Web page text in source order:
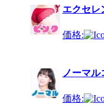
エクセレ
価格:
ノーマ
価格: